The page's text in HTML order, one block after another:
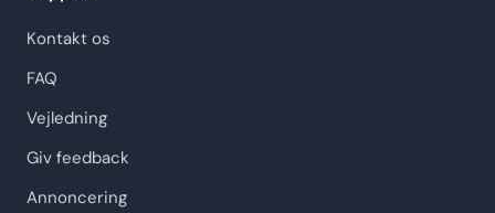
Kontakt os
FAQ
Vejledning
Giv feedback
Annoncering